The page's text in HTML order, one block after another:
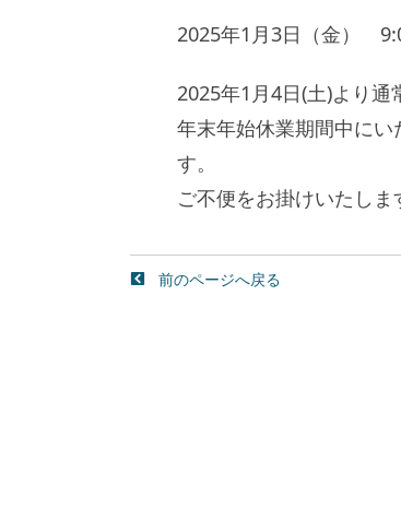
2025年1月3日（金）
2025年1月4日(土)より通
年末年始休業期間中に
す。
ご不便をお掛けいたしま
前のページへ戻る